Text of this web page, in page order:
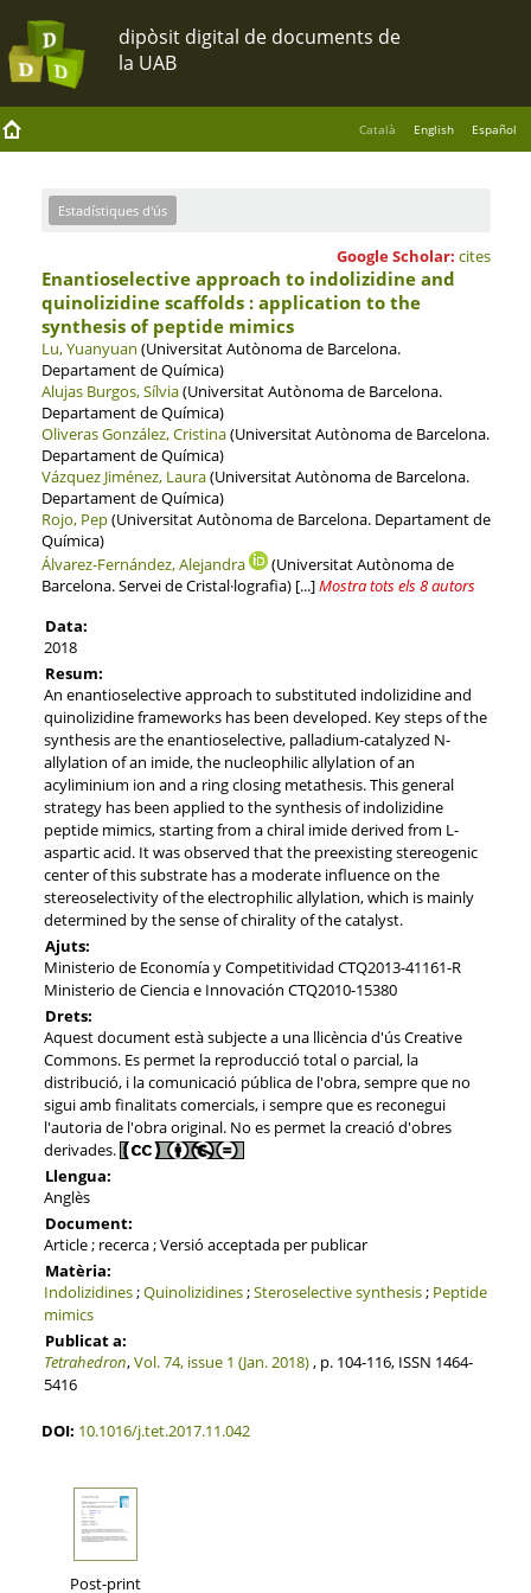
Català English Español
Estadístiques d'ús
Google Scholar: cites
Enantioselective approach to indolizidine and
quinolizidine scaffolds : application to the
synthesis of peptide mimics
Lu, Yuanyuan (Universitat Autònoma de Barcelona.
Departament de Química)
Alujas Burgos, Sílvia(Universitat Autònoma de Barcelona.
Departament de Química)
Oliveras González, Cristina(Universitat Autònoma de Barcelona.
Departament de Química)
Vázquez Jiménez, Laura(Universitat Autònoma de Barcelona.
Departament de Química)
Rojo, Pep(Universitat Autònoma de Barcelona. Departament de
Química)
Álvarez-Fernández, Alejandra
(Universitat Autònoma de
Barcelona. Servei de Cristal·lografia) [...]Mostra tots els 8 autors
Data:
2018
Resum:
An enantioselective approach to substituted indolizidine and
quinolizidine frameworks has been developed. Key steps of the
synthesis are the enantioselective, palladium-catalyzed N-
allylation of an imide, the nucleophilic allylation of an
acyliminium ion and a ring closing metathesis. This general
strategy has been applied to the synthesis of indolizidine
peptide mimics, starting from a chiral imide derived from L-
aspartic acid. It was observed that the preexisting stereogenic
center of this substrate has a moderate influence on the
stereoselectivity of the electrophilic allylation, which is mainly
determined by the sense of chirality of the catalyst.
Ajuts:
Ministerio de Economía y Competitividad CTQ2013-41161-R
Ministerio de Ciencia e Innovación CTQ2010-15380
Drets:
Aquest document està subjecte a una llicència d'ús Creative
Commons. Es permet la reproducció total o parcial, la
distribució, i la comunicació pública de l'obra, sempre que no
sigui amb finalitats comercials, i sempre que es reconegui
l'autoria de l'obra original. No es permet la creació d'obres
derivades.
Llengua:
Anglès
Document:
Article ; recerca ; Versió acceptada per publicar
Matèria:
Indolizidines;Quinolizidines;Steroselective synthesis; Peptide
mimics
Publicat a:
Tetrahedron,Vol. 74, issue 1 (Jan. 2018), p. 104-116, ISSN 1464-
5416
DOI: 10.1016/j.tet.2017.11.042
Post-print